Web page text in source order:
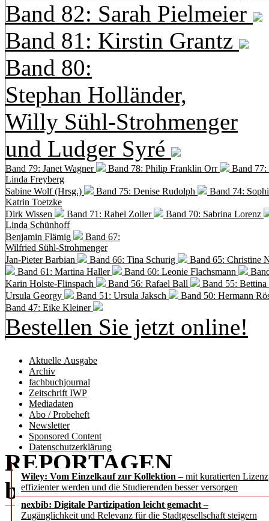
Band 82: Sarah Pielmeier
Band 81: Kirstin Grantz
Band 80:
Stephan Holländer,
Willy Sühl-Strohmenger
und Ludger Syré
Band 79: Janet Wagner Band 78: Philip Franklin Orr
Band
Linda Freyberg
Sabine Wolf (Hrsg.)
Band 75: Denise Rudolph
Band 74:
Katrin Toetzke
Dirk Wissen
Band 71: Rahel Zoller
Band 70: Sabrina Lorenz
Linda Schünhoff
Benjamin Flämig
Band 67:
Wilfried Sühl-Strohmenger
Jan-Pieter Barbian
Band 66: Tina Schurig
Band 65: Christine
Band 61: Martina Haller
Band 60: Leonie Flachsmann
Karin Holste-Flinspach
Band 56: Rafael Ball
Band 55:
Ursula Georgy
Band 51: Ursula Jaksch Band 50: Hermann
Band 47: Eike Kleiner
Bestellen Sie jetzt online!
Aktuelle Ausgabe
Archiv
fachbuchjournal
Zeitschrift IWP
Mediadaten
Abo / Probeheft
Newsletter
Sponsored Content
Datenschutzerklärung
Wiley: Vom Einzelkauf zur Kollektion – mit kuratierten
effizienter werden und die Studierenden besser versorgen
nexbib: Digitale Partizipation leicht gemacht –
Zugänglichkeit und Relevanz für die Stadtgesellschaft steigern
REPORTAGEN
b.i.t.online2 / 2026